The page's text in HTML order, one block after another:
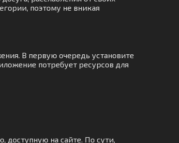
поэтому не вникая
В первую очередь установите
потребует ресурсов для
доступную на сайте. По сути,